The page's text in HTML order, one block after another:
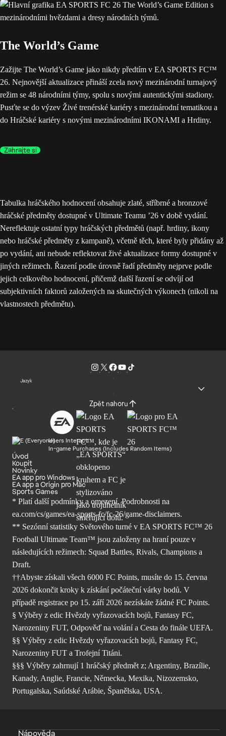
The World’s Game
Zažijte The World’s Game jako nikdy předtím v EA SPORTS FC™
26. Nejnovější aktualizace přináší zcela nový mezinárodní turnajový
režim se 48 národními týmy, spolu s novými autentickými stadiony.
Pusťte se do výzev Živé trenérské kariéry s mezinárodní tematikou a
do Hráčské kariéry s novými mezinárodními IKONAMI a Hrdiny.
Zahrajte si
Tabulka hráčského hodnocení obsahuje zlaté, stříbrné a bronzové
hráčské předměty dostupné v Ultimate Teamu ’26 v době vydání.
Nereflektuje ostatní typy hráčských předmětů (např. hrdiny, ikony
nebo hráčské předměty z kampaně), včetně těch, které byly přidány až
po vydání, ani nebude reflektovat živé aktualizace formy dostupné v
jiných režimech. Řazení podle úrovně řadí předměty nejprve podle
jejich celkového hodnocení, přičemž další řazení se odvíjí od
subjektivních faktorů založených na skutečných výkonech (nikoli na
vlastnostech předmětu).
Jazyk
Zpět nahoru
Users Interact
In-game Purchases (Includes Random Items)
Úvod
Koupit
Novinky
EA app pro Windows
EA app a Origin pro Mac
Sports Games
* Platí další podmínky a omezení. Podrobnosti na
ea.com/cs/games/ea-sports-fc/fc-26/game-disclaimers.
** Sezónní statistiky Světového turné v EA SPORTS FC™ 26
Football Ultimate Team™ jsou založeny na hraní pouze v
následujících režimech: Squad Battles, Rivals, Champions a
Draft.
††Abyste získali všech 6000 FC Points, musíte do 15. června
2026 dokončit kroky k získání počáteční várky bodů. V
případě registrace po 15. září 2026 nezískáte žádné FC Points.
§ Výběry z edic Hvězdy vyřazovacích bojů, Fantasy FC,
Narozeniny FUT, Odpověď na volání a Cesta do finále UEFA.
§§ Výběry z edic Hvězdy vyřazovacích bojů, Fantasy FC,
Narozeniny FUT a Trofejní Titáni.
§§§ Výběry zahrnují 1 hráčský předmět z; Argentiny, Brazílie,
Kanady, Anglie, Francie, Německa, Mexika, Nizozemsko,
Portugalska, Saúdské Arábie, Španělska, USA.
Nápověda